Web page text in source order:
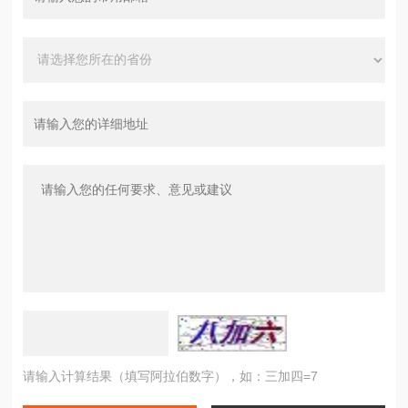
请输入计算结果（填写阿拉伯数字），如：三加四=7